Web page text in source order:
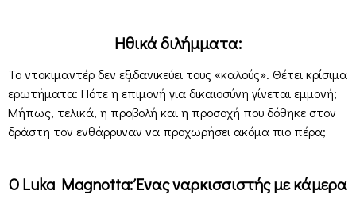
Ηθικά διλήμματα:
Το ντοκιμαντέρ δεν εξιδανικεύει τους «καλούς». Θέτει κρίσιμα
ερωτήματα: Πότε η επιμονή για δικαιοσύνη γίνεται εμμονή;
Μήπως, τελικά, η προβολή και η προσοχή που δόθηκε στον
δράστη τον ενθάρρυναν να προχωρήσει ακόμα πιο πέρα;
Ο Luka Magnotta: Ένας ναρκισσιστής με κάμερα